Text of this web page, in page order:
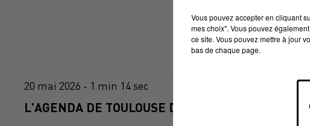
20 mai 2026 - 1 min 14 sec
L'AGENDA DE TOULOUSE DU 20/05/2026 À 13H42
Vous pouvez accepter en cliquant
mes choix". Vous pouvez
ce site. Vous pouvez mettre à jour
bas de chaque page.